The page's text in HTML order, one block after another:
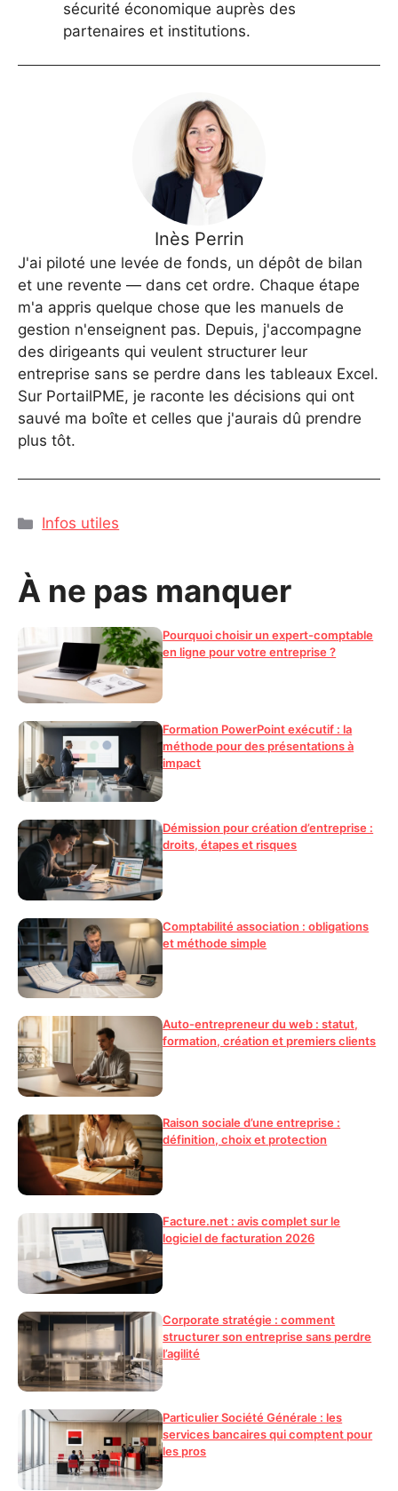
sécurité économique auprès des
partenaires et institutions.
Inès Perrin
J'ai piloté une levée de fonds, un dépôt de bilan
et une revente — dans cet ordre. Chaque étape
m'a appris quelque chose que les manuels de
gestion n'enseignent pas. Depuis, j'accompagne
des dirigeants qui veulent structurer leur
entreprise sans se perdre dans les tableaux Excel.
Sur PortailPME, je raconte les décisions qui ont
sauvé ma boîte et celles que j'aurais dû prendre
plus tôt.
Catégories
Infos utiles
À ne pas manquer
Pourquoi choisir un expert-comptable
en ligne pour votre entreprise ?
Formation PowerPoint exécutif : la
méthode pour des présentations à
impact
Démission pour création d’entreprise :
droits, étapes et risques
Comptabilité association : obligations
et méthode simple
Auto-entrepreneur du web : statut,
formation, création et premiers clients
Raison sociale d’une entreprise :
définition, choix et protection
Facture.net : avis complet sur le
logiciel de facturation 2026
Corporate stratégie : comment
structurer son entreprise sans perdre
l’agilité
Particulier Société Générale : les
services bancaires qui comptent pour
les pros